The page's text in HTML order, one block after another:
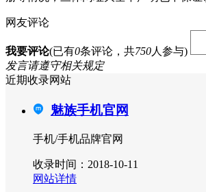
网友评论
我要评论(已有0条评论，共750人参与)
发言请遵守相关规定
近期收录网站
魅族手机官网
手机/手机品牌官网
收录时间：2018-10-11
网站详情